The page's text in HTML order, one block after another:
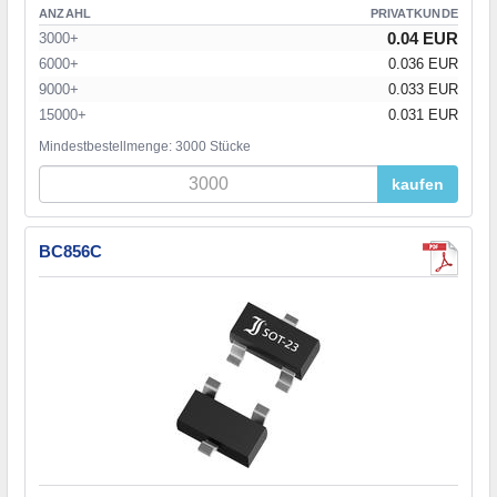
ANZAHL PRIVATKUNDE
3000+ 0.04 EUR
6000+
0.036 EUR
9000+
0.033 EUR
15000+
0.031 EUR
Mindestbestellmenge: 3000 Stücke
kaufen
BC856C